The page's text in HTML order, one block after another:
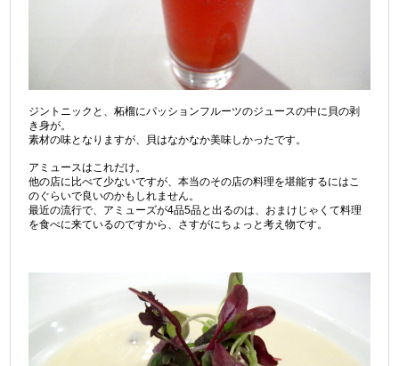
ジントニックと、柘榴にパッションフルーツのジュースの中に貝の剥
き身が。
素材の味となりますが、貝はなかなか美味しかったです。
アミュースはこれだけ。
他の店に比べて少ないですが、本当のその店の料理を堪能するにはこ
のぐらいで良いのかもしれません。
最近の流行で、アミューズが4品5品と出るのは、おまけじゃくて料理
を食べに来ているのですから、さすがにちょっと考え物です。